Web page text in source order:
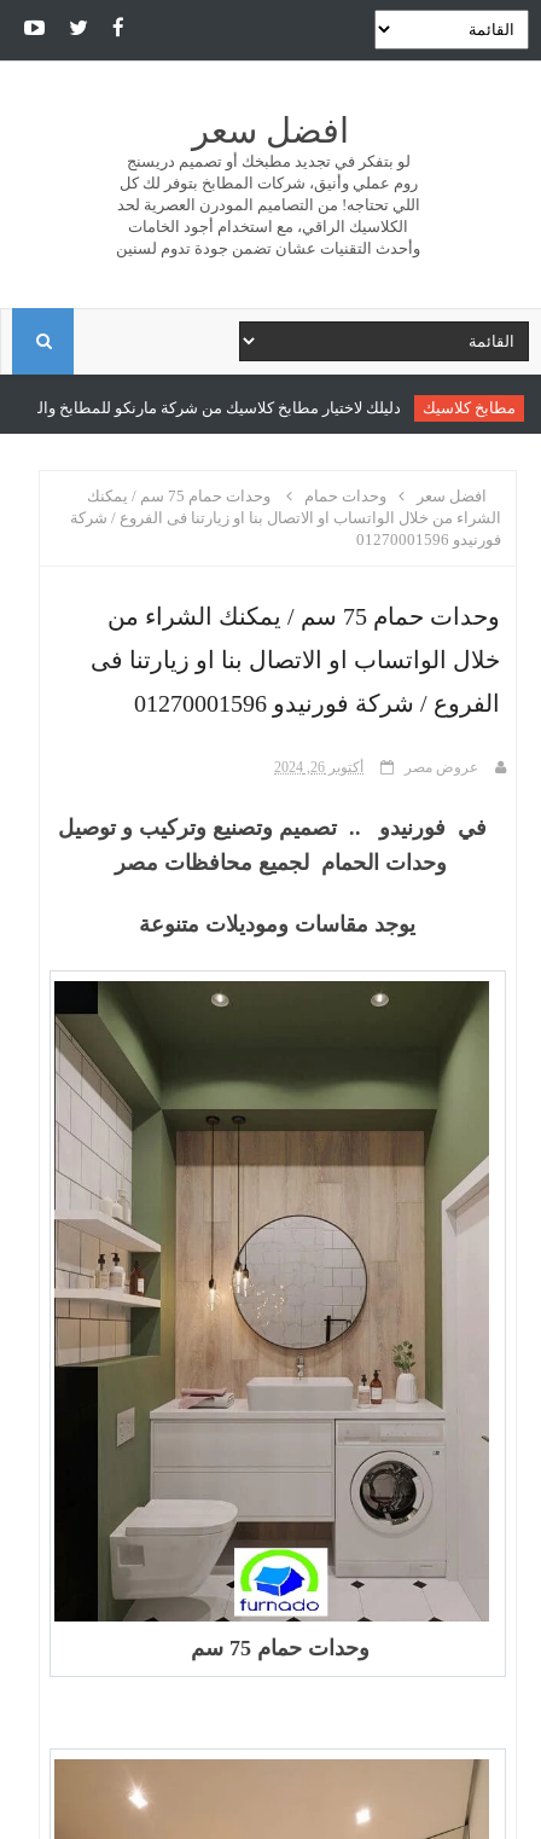
افضل سعر
لو بتفكر في تجديد مطبخك أو تصميم دريسنج
روم عملي وأنيق، شركات المطابخ بتوفر لك كل
اللي تحتاجه! من التصاميم المودرن العصرية لحد
الكلاسيك الراقي، مع استخدام أجود الخامات
وأحدث التقنيات عشان تضمن جودة تدوم لسنين
ا
مطابخ كلاسيك دليلك لاختيار مطابخ كلاسيك من شركة مارنكو للمطابخ
افضل سعر وحدات حمام
وحدات حمام 75 سم / يمكنك
الشراء من خلال الواتساب او الاتصال بنا او زيارتنا فى الفروع / شركة
فورنيدو 01270001596
وحدات حمام 75 سم / يمكنك الشراء من
خلال الواتساب او الاتصال بنا او زيارتنا فى
الفروع / شركة فورنيدو 01270001596
عروض مصر أكتوبر 26, 2024
في فورنيدو .. تصميم وتصنيع وتركيب و توصيل
وحدات الحمام لجميع محافظات مصر
يوجد مقاسات وموديلات متنوعة
وحدات حمام 75 سم